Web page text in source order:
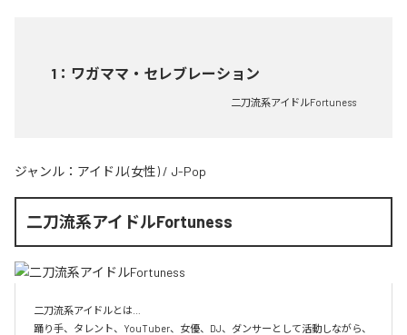
1 ： ワガママ・セレブレーション
二刀流系アイドルFortuness
ジャンル： アイドル(女性) / J-Pop
二刀流系アイドルFortuness
二刀流系アイドルとは…
踊り手、タレント、YouTuber、女優、DJ、ダンサーとして活動しながら、